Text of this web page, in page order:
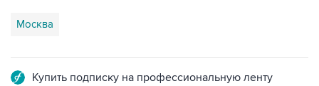
Москва
Купить подписку на профессиональную ленту